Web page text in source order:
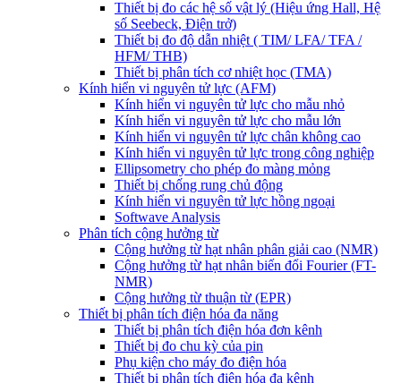
Thiết bị đo các hệ số vật lý (Hiệu ứng Hall, Hệ
số Seebeck, Điện trở)
Thiết bị đo độ dẫn nhiệt ( TIM/ LFA/ TFA /
HFM/ THB)
Thiết bị phân tích cơ nhiệt học (TMA)
Kính hiển vi nguyên tử lực (AFM)
Kính hiển vi nguyên tử lực cho mẫu nhỏ
Kính hiển vi nguyên tử lực cho mẫu lớn
Kính hiển vi nguyên tử lực chân không cao
Kính hiển vi nguyên tử lực trong công nghiệp
Ellipsometry cho phép đo màng mỏng
Thiết bị chống rung chủ động
Kính hiển vi nguyên tử lực hồng ngoại
Softwave Analysis
Phân tích cộng hưởng từ
Cộng hưởng từ hạt nhân phân giải cao (NMR)
Cộng hưởng từ hạt nhân biến đổi Fourier (FT-
NMR)
Cộng hưởng từ thuận từ (EPR)
Thiết bị phân tích điện hóa đa năng
Thiết bị phân tích điện hóa đơn kênh
Thiết bị đo chu kỳ của pin
Phụ kiện cho máy đo điện hóa
Thiết bị phân tích điện hóa đa kênh